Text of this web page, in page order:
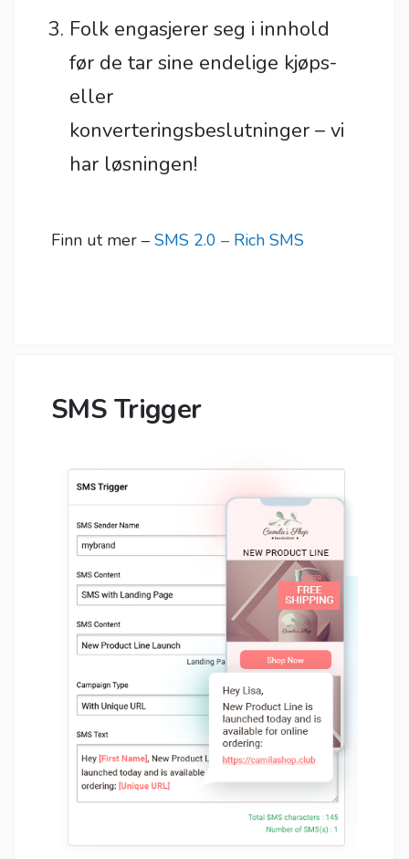
Folk engasjerer seg i innhold
før de tar sine endelige kjøps-
eller
konverteringsbeslutninger – vi
har løsningen!
Finn ut mer – SMS 2.0 – Rich SMS
SMS Trigger